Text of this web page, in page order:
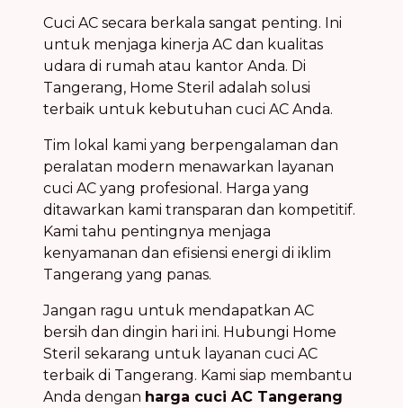
Cuci AC secara berkala sangat penting. Ini
untuk menjaga kinerja AC dan kualitas
udara di rumah atau kantor Anda. Di
Tangerang, Home Steril adalah solusi
terbaik untuk kebutuhan cuci AC Anda.
Tim lokal kami yang berpengalaman dan
peralatan modern menawarkan layanan
cuci AC yang profesional. Harga yang
ditawarkan kami transparan dan kompetitif.
Kami tahu pentingnya menjaga
kenyamanan dan efisiensi energi di iklim
Tangerang yang panas.
Jangan ragu untuk mendapatkan AC
bersih dan dingin hari ini. Hubungi Home
Steril sekarang untuk layanan cuci AC
terbaik di Tangerang. Kami siap membantu
Anda dengan harga cuci AC Tangerang